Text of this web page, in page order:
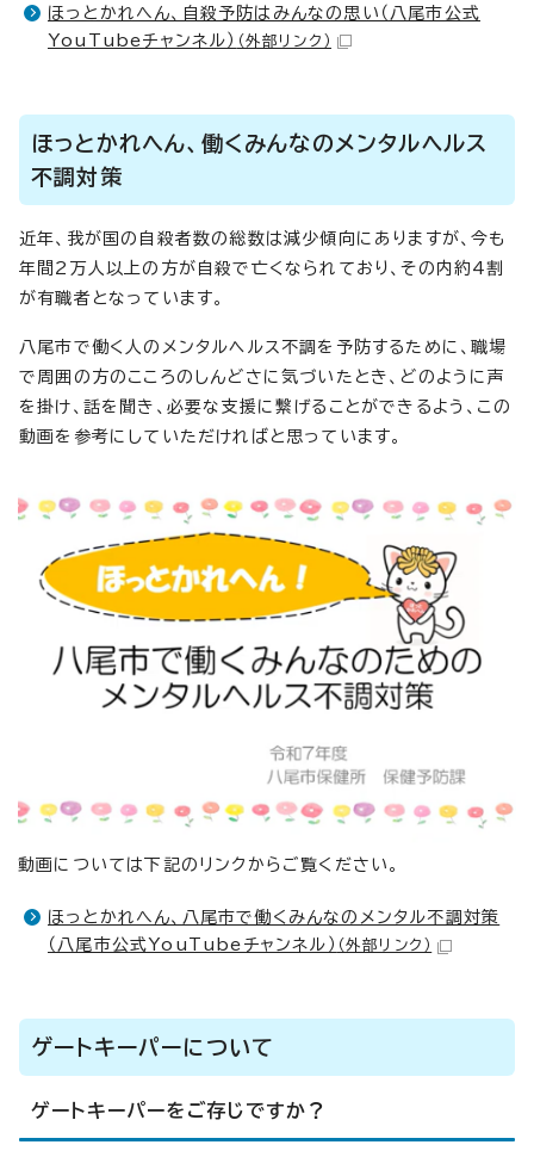
ほっとかれへん、自殺予防はみんなの思い（八尾市公式
YouTubeチャンネル） （外部リンク）
ほっとかれへん、働くみんなのメンタルヘルス
不調対策
近年、我が国の自殺者数の総数は減少傾向にありますが、今も
年間2万人以上の方が自殺で亡くなられており、その内約4割
が有職者となっています。
八尾市で働く人のメンタルヘルス不調を予防するために、職場
で周囲の方のこころのしんどさに気づいたとき、どのように声
を掛け、話を聞き、必要な支援に繋げることができるよう、この
動画を参考にしていただければと思っています。
動画については下記のリンクからご覧ください。
ほっとかれへん、八尾市で働くみんなのメンタル不調対策
（八尾市公式YouTubeチャンネル） （外部リンク）
ゲートキーパーについて
ゲートキーパーをご存じですか？